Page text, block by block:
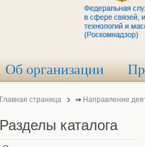
Об организации
Главная страница ⇒ Направление
Разделы каталога